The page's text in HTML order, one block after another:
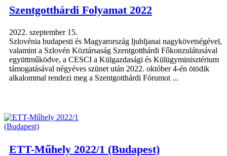
Szentgotthárdi Folyamat 2022
2022. szeptember 15.
Szlovénia budapesti és Magyarország ljubljanai nagykövetségével,
valamint a Szlovén Köztársaság Szentgotthárdi Főkonzulátusával
együttműködve, a CESCI a Külgazdasági és Külügyminisztérium
támogatásával négyéves szünet után 2022. október 4-én ötödik
alkalommal rendezi meg a Szentgotthárdi Fórumot ...
ETT-Műhely 2022/1 (Budapest)